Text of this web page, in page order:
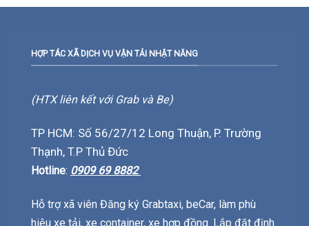
HỢP TÁC XÃ DỊCH VỤ VẬN TẢI NHẬT NĂNG
(HTX liên kết với Grab và Be)
TP HCM: Số 56/27/12 Long Thuận, P. Trường
Thạnh, T.P Thủ Đức
Hotline: 0909 69 8882
Hỗ trợ xã viên Đăng ký Grabtaxi, beCar, làm phù
hiệu xe tải, xe container, xe hợp đồng. Lắp đặt định